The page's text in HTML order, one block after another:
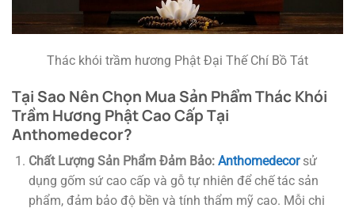
Thác khói trầm hương Phật Đại Thế Chí Bồ Tát
Tại Sao Nên Chọn Mua Sản Phẩm Thác Khói
Trầm Hương Phật Cao Cấp Tại
Anthomedecor?
Chất Lượng Sản Phẩm Đảm Bảo: Anthomedecorsử
dụng gốm sứ cao cấp và gỗ tự nhiên để chế tác sản
phẩm, đảm bảo độ bền và tính thẩm mỹ cao. Mỗi chi